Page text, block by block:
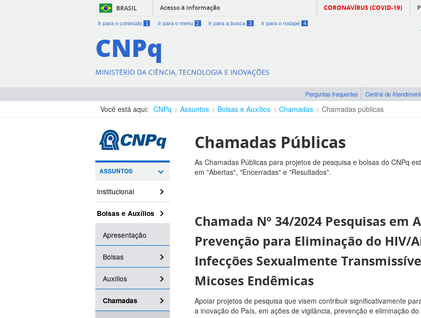
BRASIL Acesso à informação CORONAVÍRUS (COVID-19)
Ir para o conteúdo 1 Ir para o menu 2 Ir para a busca 3 Ir para o rodapé 4
CNPq
MINISTÉRIO DA CIÊNCIA, TECNOLOGIA E INOVAÇÕES
Perguntas frequentes Central de
Você está aqui: CNPq Assuntos Bolsas e Auxílios Chamadas Chamadas públicas
ASSUNTOS
Institucional
Bolsas e Auxílios
Apresentação
Bolsas
Auxílios
Chamadas
Chamadas Públicas
As Chamadas Públicas para projetos de pesquisa e bolsas do CNPq
em "Abertas", "Encerradas" e "Resultados".
Chamada Nº 34/2024 Pesquisas em
Prevenção para Eliminação do HIV/
Infecções Sexualmente
Micoses Endêmicas
Apoiar projetos de pesquisa que visem contribuir significativamente
a inovação do País, em ações de vigilância, prevenção e eliminação